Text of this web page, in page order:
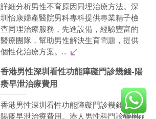
詳細分析男性不育原因同埋治療方法。深
圳怡康婦產醫院男科專科提供專業精子檢
查同埋治療服務，先進設備，經驗豐富的
醫療團隊，幫助男性解決生育問題，提供
個性化治療方案。...
香港男性深圳看性功能障礙門診幾錢-陽
痿早泄治療費用
香港男性深圳看性功能障礙門診幾錢詳解
陽痿早泄治療費用。港人男性科門診費用